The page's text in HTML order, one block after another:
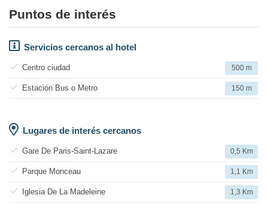
Puntos de interés
Servicios cercanos al hotel
Centro ciudad 500 m
Estación Bus o Metro 150 m
Lugares de interés cercanos
Gare De Paris-Saint-Lazare 0,5 Km
Parque Monceau 1,1 Km
Iglesia De La Madeleine 1,3 Km